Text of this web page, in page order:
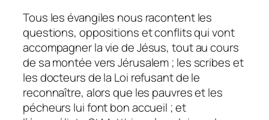
Tous les évangiles nous racontent les
questions, oppositions et conflits qui vont
accompagner la vie de Jésus, tout au cours
de sa montée vers Jérusalem ; les scribes et
les docteurs de la Loi refusant de le
reconnaître, alors que les pauvres et les
pécheurs lui font bon accueil ; et